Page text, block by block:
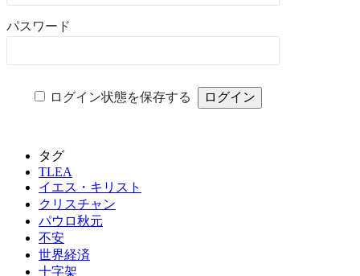
パスワード
ログイン状態を保存する
タグ
TLEA
イエス・キリスト
クリスチャン
パウロ秋元
不安
世界経済
十字架